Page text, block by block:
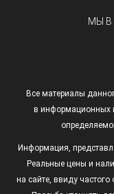
МЫ В
Все материалы
в информационных
Информация,
Реальные цены и
на сайте, ввиду